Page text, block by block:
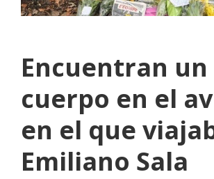
Encuentran un
cuerpo en el
en el que
Emiliano Sala